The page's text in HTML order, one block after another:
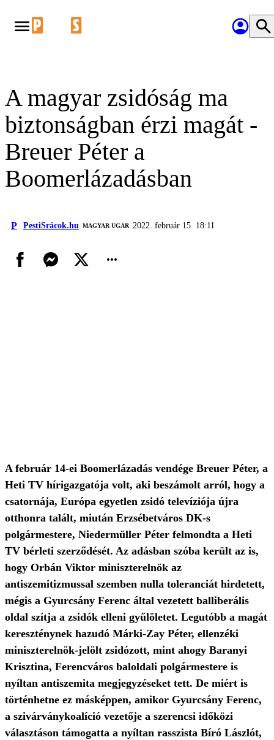
A magyar zsidóság ma
biztonságban érzi magát -
Breuer Péter a
Boomerlázadásban
P PestiSrácok.hu MAGYAR UGAR 2022. február 15. 18:11
A február 14-ei Boomerlázadás vendége Breuer Péter, a
Heti TV hírigazgatója volt, aki beszámolt arról, hogy a
csatornája, Európa egyetlen zsidó televíziója újra
otthonra talált, miután Erzsébetváros DK-s
polgármestere, Niedermüller Péter felmondta a Heti
TV bérleti szerződését. Az adásban szóba került az is,
hogy Orbán Viktor miniszterelnök az
antiszemitizmussal szemben nulla toleranciát hirdetett,
mégis a Gyurcsány Ferenc által vezetett balliberális
oldal szítja a zsidók elleni gyűlöletet. Legutóbb a magát
kereszténynek hazudó Márki-Zay Péter, ellenzéki
miniszterelnök-jelölt zsidózott, mint ahogy Baranyi
Krisztina, Ferencváros baloldali polgármestere is
nyíltan antiszemita megjegyzéseket tett. De miért is
történhetne ez másképpen, amikor Gyurcsány Ferenc,
a szivárványkoalíció vezetője a szerencsi időközi
választáson támogatta a nyíltan rasszista Bíró Lászlót,